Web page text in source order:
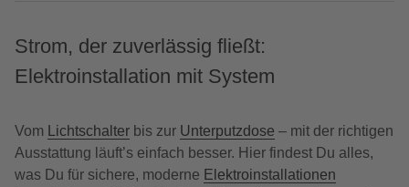
Strom, der zuverlässig fließt:
Elektroinstallation mit System
Vom Lichtschalter bis zur Unterputzdose – mit der richtigen
Ausstattung läuft’s einfach besser. Hier findest Du alles,
was Du für sichere, moderne Elektroinstallationen